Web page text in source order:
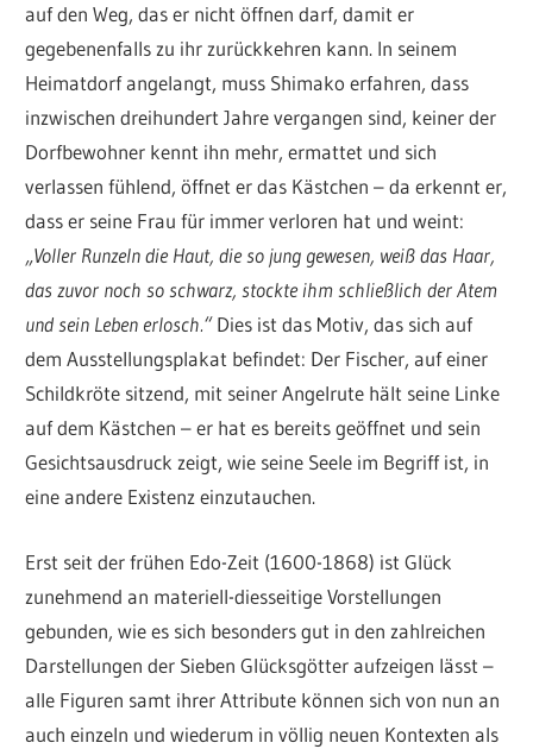
auf den Weg, das er nicht öffnen darf, damit er
gegebenenfalls zu ihr zurückkehren kann. In seinem
Heimatdorf angelangt, muss Shimako erfahren, dass
inzwischen dreihundert Jahre vergangen sind, keiner der
Dorfbewohner kennt ihn mehr, ermattet und sich
verlassen fühlend, öffnet er das Kästchen – da erkennt er,
dass er seine Frau für immer verloren hat und weint:
„Voller Runzeln die Haut, die so jung gewesen, weiß das Haar,
das zuvor noch so schwarz, stockte ihm schließlich der Atem
und sein Leben erlosch.“Dies ist das Motiv, das sich auf
dem Ausstellungsplakat befindet: Der Fischer, auf einer
Schildkröte sitzend, mit seiner Angelrute hält seine Linke
auf dem Kästchen – er hat es bereits geöffnet und sein
Gesichtsausdruck zeigt, wie seine Seele im Begriff ist, in
eine andere Existenz einzutauchen.
Erst seit der frühen Edo-Zeit (1600-1868) ist Glück
zunehmend an materiell-diesseitige Vorstellungen
gebunden, wie es sich besonders gut in den zahlreichen
Darstellungen der Sieben Glücksgötter aufzeigen lässt –
alle Figuren samt ihrer Attribute können sich von nun an
auch einzeln und wiederum in völlig neuen Kontexten als